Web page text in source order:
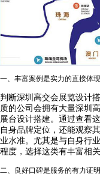
一、丰富案例是实力的直接体现
判断深圳高交会展览设计
质的公司会拥有大量深圳
展台设计搭建。通过查看
自身品牌定位，还能观察
业水准。尤其是与自身行
程度，选择这类有丰富相
二、良好口碑是服务的有力证明